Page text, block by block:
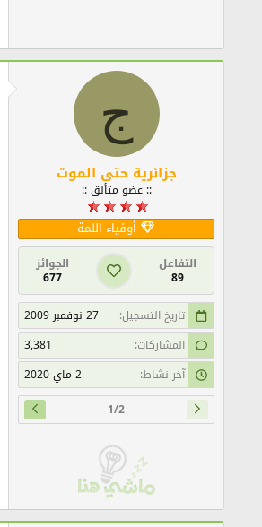
ج
جزائرية حتى الموت
:: عضو متألق ::
أوفياء اللمة
التفاعل
89
الجوائز
677
تاريخ التسجيل
27 نوفمبر 2009
المشاركات
3,381
آخر نشاط
2 ماي 2020
1/2